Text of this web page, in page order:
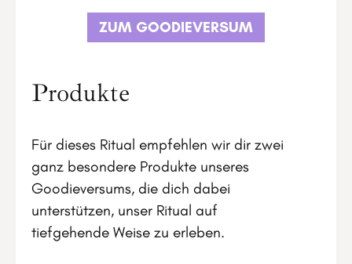
ZUM GOODIEVERSUM
Produkte
Für dieses Ritual empfehlen wir dir zwei
ganz besondere Produkte unseres
Goodieversums, die dich dabei
unterstützen, unser Ritual auf
tiefgehende Weise zu erleben.